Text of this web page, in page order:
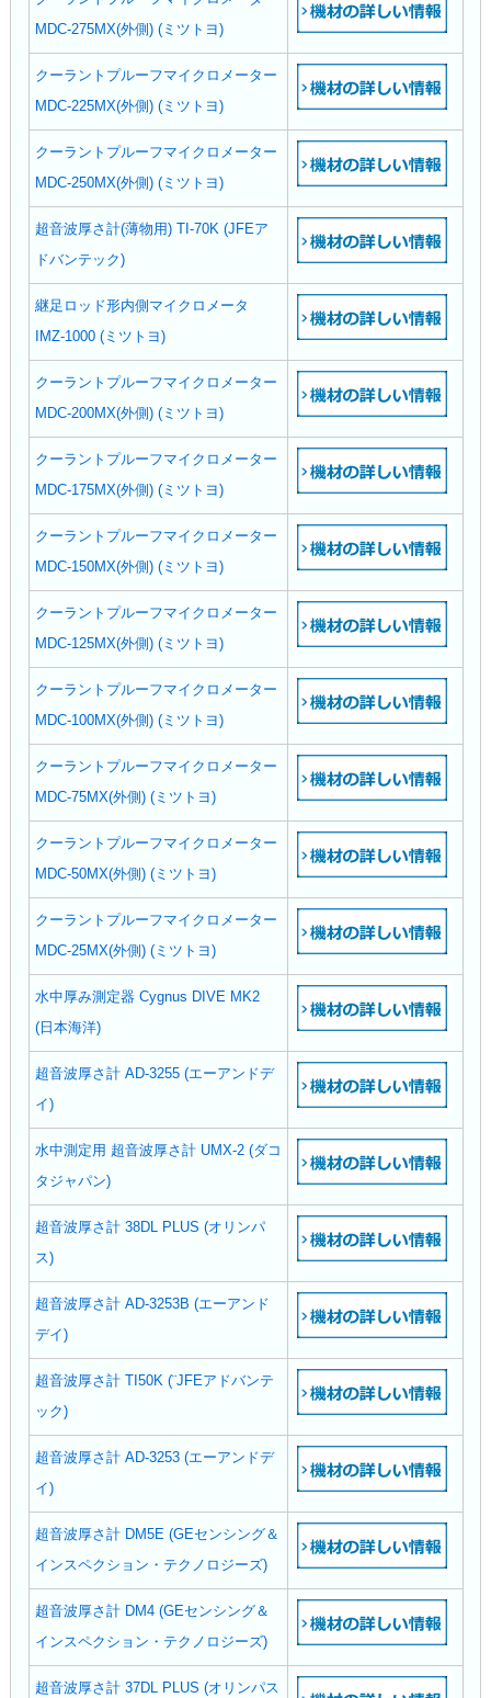
MDC-275MX(外側) (ミツトヨ)
クーラントプルーフマイクロメーター
MDC-225MX(外側) (ミツトヨ)
クーラントプルーフマイクロメーター
MDC-250MX(外側) (ミツトヨ)
超音波厚さ計(薄物用) TI-70K (JFEア
ドバンテック)
継足ロッド形内側マイクロメータ
IMZ-1000 (ミツトヨ)
クーラントプルーフマイクロメーター
MDC-200MX(外側) (ミツトヨ)
クーラントプルーフマイクロメーター
MDC-175MX(外側) (ミツトヨ)
クーラントプルーフマイクロメーター
MDC-150MX(外側) (ミツトヨ)
クーラントプルーフマイクロメーター
MDC-125MX(外側) (ミツトヨ)
クーラントプルーフマイクロメーター
MDC-100MX(外側) (ミツトヨ)
クーラントプルーフマイクロメーター
MDC-75MX(外側) (ミツトヨ)
クーラントプルーフマイクロメーター
MDC-50MX(外側) (ミツトヨ)
クーラントプルーフマイクロメーター
MDC-25MX(外側) (ミツトヨ)
水中厚み測定器 Cygnus DIVE MK2
(日本海洋)
超音波厚さ計 AD-3255 (エーアンドデ
イ)
水中測定用 超音波厚さ計 UMX-2 (ダコ
タジャパン)
超音波厚さ計 38DL PLUS (オリンパ
ス)
超音波厚さ計 AD-3253B (エーアンド
デイ)
超音波厚さ計 TI50K (¨JFEアドバンテ
ック)
超音波厚さ計 AD-3253 (エーアンドデ
イ)
超音波厚さ計 DM5E (GEセンシング＆
インスペクション・テクノロジーズ)
超音波厚さ計 DM4 (GEセンシング＆
インスペクション・テクノロジーズ)
超音波厚さ計 37DL PLUS (オリンパス